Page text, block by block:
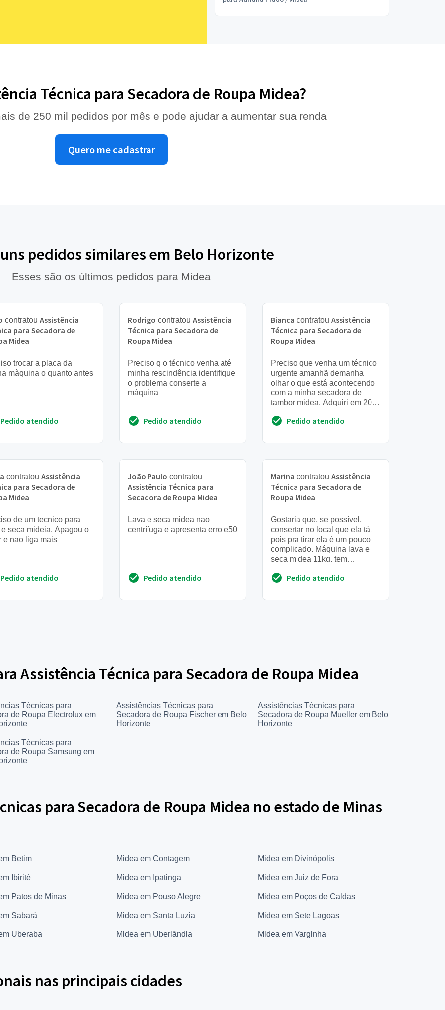
Técnica para Secadora de Roupa Midea?
de 250 mil pedidos por mês e pode ajudar a aumentar sua renda
Quero me cadastrar
pedidos similares em Belo Horizonte
Esses são os últimos pedidos para Midea
contratou Assistência
para Secadora de
Midea
trocar a placa da
màquina o quanto antes
Pedido atendido
Rodrigo contratou Assistência
Técnica para Secadora de
Roupa Midea
Preciso q o técnico venha até
minha rescindência identifique
o problema conserte a
máquina
Pedido atendido
Bianca contratou Assistência
Técnica para Secadora de
Roupa Midea
Preciso que venha um técnico
urgente amanhã demanha
olhar o que está acontecendo
com a minha secadora de
tambor midea. Adquiri em 2019
nada estava secando a roup...
Pedido atendido
contratou Assistência
para Secadora de
Midea
de um tecnico para
e seca mideia. Apagou o
e nao liga mais
Pedido atendido
João Paulo contratou
Assistência Técnica para
Secadora de Roupa Midea
Lava e seca midea nao
centrífuga e apresenta erro e50
Pedido atendido
Marina contratou Assistência
Técnica para Secadora de
Roupa Midea
Gostaria que, se possível,
consertar no local que ela tá,
pois pra tirar ela é um pouco
complicado. Máquina lava e
seca midea 11kg, tem
erro e21, a máquina tem ...
Pedido atendido
Assistência Técnica para Secadora de Roupa Midea
Técnicas para
de Roupa Electrolux em
Assistências Técnicas para
Secadora de Roupa Fischer em Belo
Horizonte
Assistências Técnicas para
Secadora de Roupa Mueller em Belo
Horizonte
Técnicas para
de Roupa Samsung em
para Secadora de Roupa Midea no estado de Minas
Betim Midea em Contagem Midea em Divinópolis
Ibirité Midea em Ipatinga Midea em Juiz de Fora
Patos de Minas Midea em Pouso Alegre Midea em Poços de Caldas
Sabará Midea em Santa Luzia Midea em Sete Lagoas
Uberaba Midea em Uberlândia Midea em Varginha
nas principais cidades